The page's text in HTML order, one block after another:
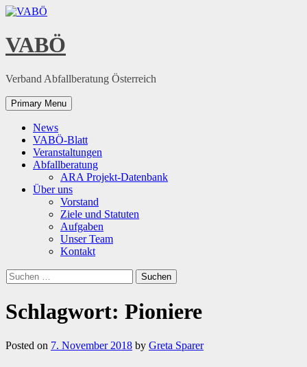
Skip
content
VABÖ
Verband Abfallberatung Österreich
Primary Menu
News
VABÖ-Blatt
Veranstaltungen
Abfallberatung
ARA Projekt-Datenbank
Über uns
Vorstand
Ziele und Statuten
Aufgaben
Unser Team
Kontakt
Suchen
nach:
Schlagwort: Pioniere
Posted on 7. November 2018 by Greta Sparer